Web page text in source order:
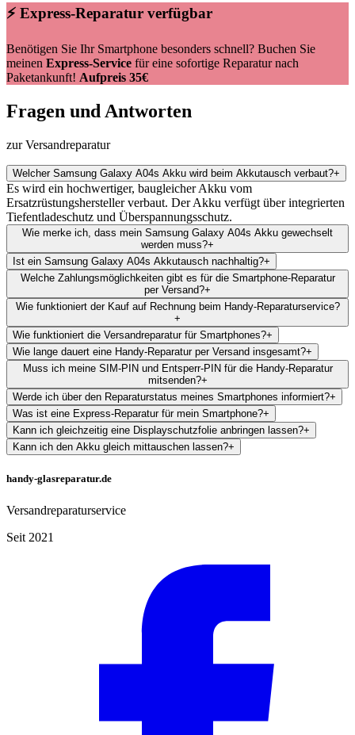
⚡ Express-Reparatur verfügbar
Benötigen Sie Ihr Smartphone besonders schnell? Buchen Sie
meinen Express-Service für eine sofortige Reparatur nach
Paketankunft! Aufpreis 35€
Fragen und Antworten
zur Versandreparatur
Welcher Samsung Galaxy A04s Akku wird beim Akkutausch verbaut?+
Es wird ein hochwertiger, baugleicher Akku vom
Ersatzrüstungshersteller verbaut. Der Akku verfügt über integrierten
Tiefentladeschutz und Überspannungsschutz.
Wie merke ich, dass mein Samsung Galaxy A04s Akku gewechselt
werden muss?+
Ist ein Samsung Galaxy A04s Akkutausch nachhaltig?+
Welche Zahlungsmöglichkeiten gibt es für die Smartphone-Reparatur
per Versand?+
Wie funktioniert der Kauf auf Rechnung beim Handy-Reparaturservice?
+
Wie funktioniert die Versandreparatur für Smartphones?+
Wie lange dauert eine Handy-Reparatur per Versand insgesamt?+
Muss ich meine SIM-PIN und Entsperr-PIN für die Handy-Reparatur
mitsenden?+
Werde ich über den Reparaturstatus meines Smartphones informiert?+
Was ist eine Express-Reparatur für mein Smartphone?+
Kann ich gleichzeitig eine Displayschutzfolie anbringen lassen?+
Kann ich den Akku gleich mittauschen lassen?+
handy-glasreparatur.de
Versandreparaturservice
Seit 2021